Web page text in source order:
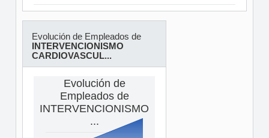
Evolución de Empleados de
INTERVENCIONISMO
CARDIOVASCUL...
Evolución de
Empleados de
INTERVENCIONISMO
...